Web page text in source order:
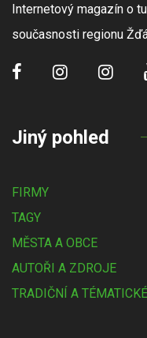
Internetový magazín o
současnosti regionu
Jiný pohled
FIRMY
TAGY
MĚSTA A OBCE
AUTOŘI A ZDROJE
TRADIČNÍ A